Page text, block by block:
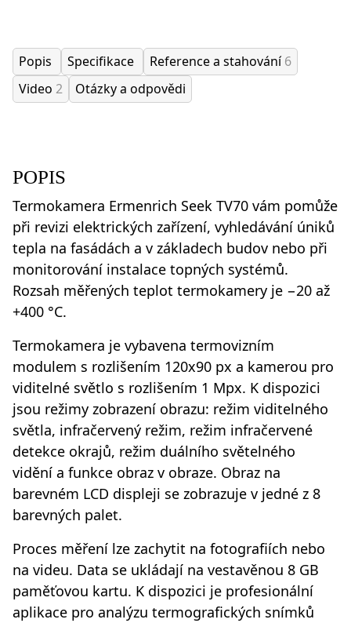
Popis Specifikace Reference a stahování6
Video 2 Otázky a odpovědi
POPIS
Termokamera Ermenrich Seek TV70 vám pomůže
při revizi elektrických zařízení, vyhledávání úniků
tepla na fasádách a v základech budov nebo při
monitorování instalace topných systémů.
Rozsah měřených teplot termokamery je −20 až
+400 °C.
Termokamera je vybavena termovizním
modulem s rozlišením 120x90 px a kamerou pro
viditelné světlo s rozlišením 1 Mpx. K dispozici
jsou režimy zobrazení obrazu: režim viditelného
světla, infračervený režim, režim infračervené
detekce okrajů, režim duálního světelného
vidění a funkce obraz v obraze. Obraz na
barevném LCD displeji se zobrazuje v jedné z 8
barevných palet.
Proces měření lze zachytit na fotografiích nebo
na videu. Data se ukládají na vestavěnou 8 GB
paměťovou kartu. K dispozici je profesionální
aplikace pro analýzu termografických snímků